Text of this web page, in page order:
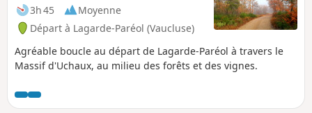
3h 45
Moyenne
Départ à Lagarde-Paréol (Vaucluse)
Agréable boucle au départ de Lagarde-Paréol à travers le
Massif d'Uchaux, au milieu des forêts et des vignes.